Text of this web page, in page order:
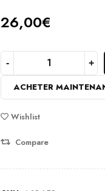
26,00€
ACHETER
Wishlist
Compare